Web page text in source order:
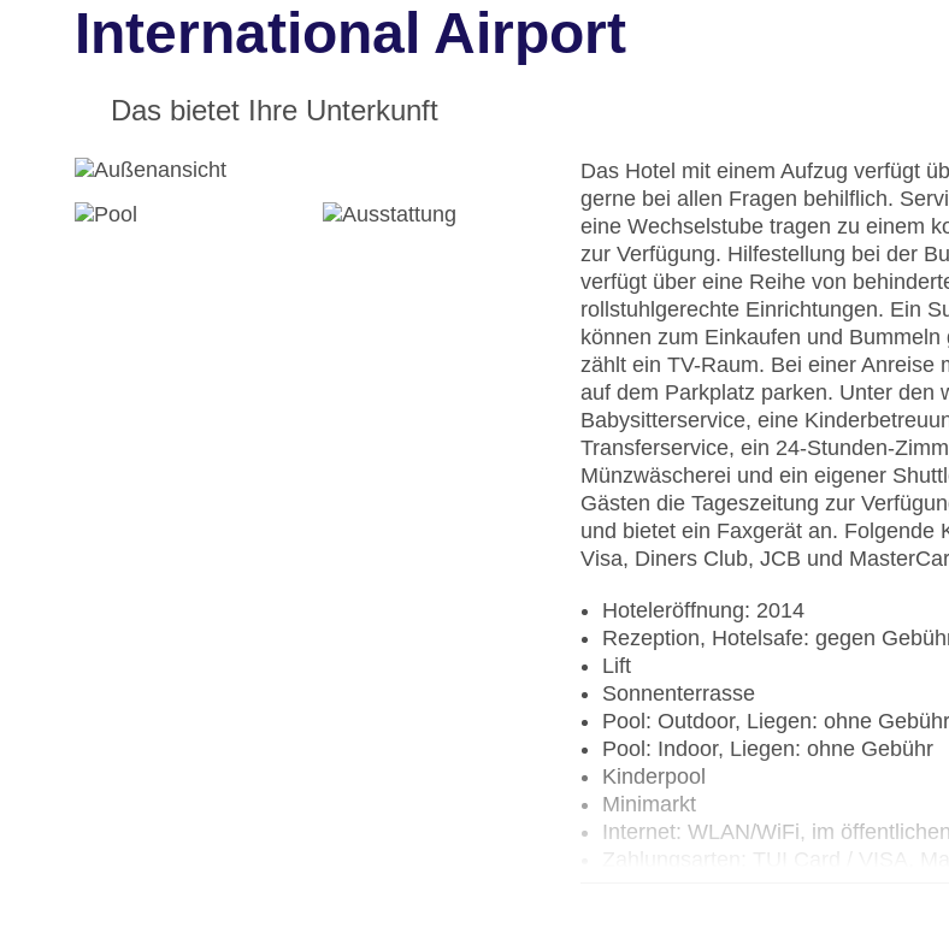
International Airport
Das bietet Ihre Unterkunft
Das Hotel mit einem Aufzug verfügt
gerne bei allen Fragen behilflich.
eine Wechselstube tragen zu einem
zur Verfügung. Hilfestellung bei der
verfügt über eine Reihe von
rollstuhlgerechte Einrichtungen. Ein
können zum Einkaufen und
zählt ein TV-Raum. Bei einer Anreise
auf dem Parkplatz parken. Unter den
Babysitterservice, eine
Transferservice, ein 24-Stunden-
Münzwäscherei und ein eigener
Gästen die Tageszeitung zur
und bietet ein Faxgerät an. Folgende
Visa, Diners Club, JCB und
Hoteleröffnung: 2014
Rezeption, Hotelsafe: gegen
Lift
Sonnenterrasse
Pool: Outdoor, Liegen: ohne Gebühr
Pool: Indoor, Liegen: ohne Gebühr
Kinderpool
Minimarkt
Internet: WLAN/WiFi, im
Parkmöglichkeiten: Parkplatz